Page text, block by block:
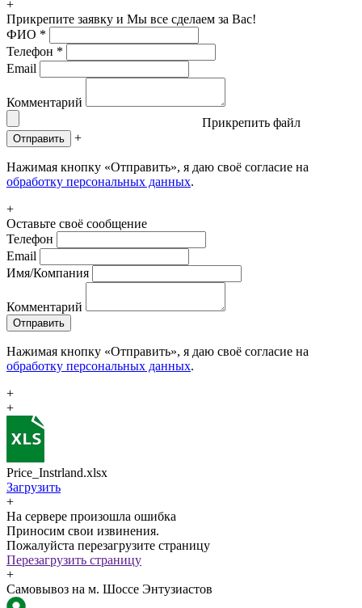
+
Прикрепите заявку и Мы все сделаем за Вас!
ФИО *
Телефон *
Email
Комментарий
Прикрепить файл
Отправить +
Нажимая кнопку «Отправить», я даю своё согласие на
обработку персональных данных.
+
Оставьте своё сообщение
Телефон
Email
Имя/Компания
Комментарий
Отправить
Нажимая кнопку «Отправить», я даю своё согласие на
обработку персональных данных.
+
+
Price_Instrland.xlsx
Загрузить
+
На сервере произошла ошибка
Приносим свои извинения.
Пожалуйста перезагрузите страницу
Перезагрузить страницу
+
Самовывоз на м. Шоссе Энтузиастов